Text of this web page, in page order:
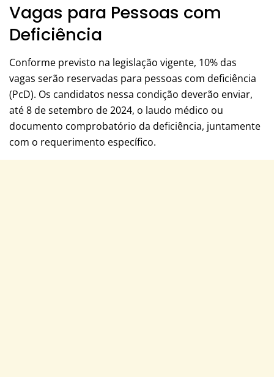
Vagas para Pessoas com
Deficiência
Conforme previsto na legislação vigente, 10% das
vagas serão reservadas para pessoas com deficiência
(PcD). Os candidatos nessa condição deverão enviar,
até 8 de setembro de 2024, o laudo médico ou
documento comprobatório da deficiência, juntamente
com o requerimento específico.